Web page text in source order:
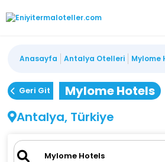
Anasayfa Antalya Otelleri Mylome
Geri Git
Mylome Hotels
Antalya, Türkiye